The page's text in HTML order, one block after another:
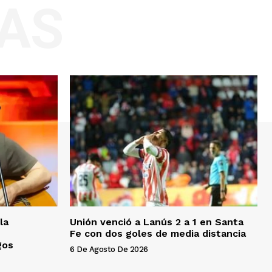
Unión venció a Lanús 2 a 1 en Santa
Fe con dos goles de media distancia
6 De Agosto De 2026